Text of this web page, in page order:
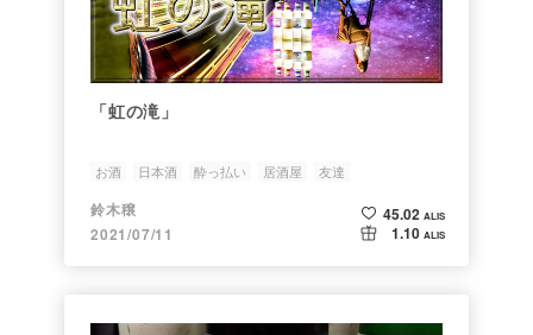
「虹の滝」
お酒 日本酒 酔っ払い 居酒屋 友達
鈴木穣
2021/07/11
45.02 ALIS
1.10 ALIS